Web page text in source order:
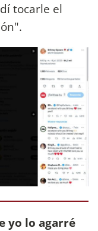
tocarle el
yo lo agarré